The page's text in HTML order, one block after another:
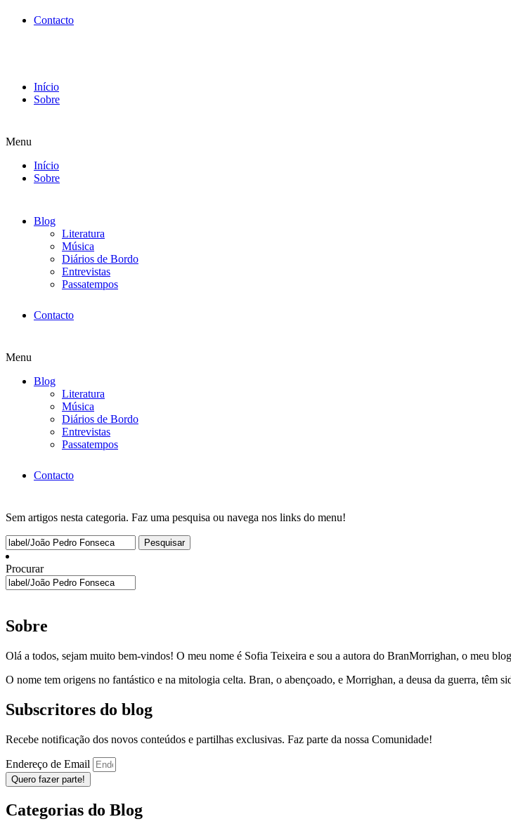
Contacto
Início
Sobre
Menu
Início
Sobre
Blog
Literatura
Música
Diários de Bordo
Entrevistas
Passatempos
Contacto
Menu
Blog
Literatura
Música
Diários de Bordo
Entrevistas
Passatempos
Contacto
Sem artigos nesta categoria. Faz uma pesquisa ou navega nos links do menu!
Pesquisar
por:
Procurar
Sobre
Olá a todos, sejam muito bem-vindos! O meu nome é Sofia Teixeira e sou a autora do BranMorrighan, o meu
O nome tem origens no fantástico e na mitologia celta. Bran, o abençoado, e Morrighan, a deusa da guerra, têm
Subscritores do blog
Recebe notificação dos novos conteúdos e partilhas exclusivas. Faz parte da nossa Comunidade!
Endereço de Email
Quero fazer parte!
Categorias do Blog